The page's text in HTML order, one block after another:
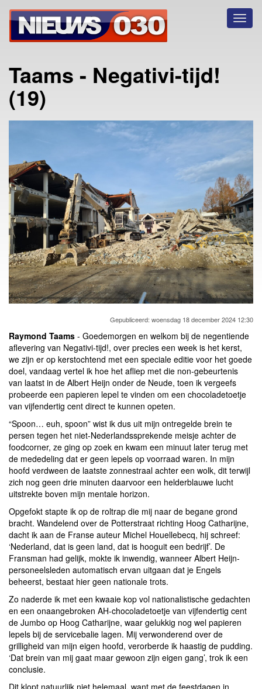
Taams - Negativi-tijd!
(19)
Gepubliceerd: woensdag 18 december 2024 12:30
Raymond Taams - Goedemorgen en welkom bij de negentiende
aflevering van Negativi-tijd!, over precies een week is het kerst,
we zijn er op kerstochtend met een speciale editie voor het goede
doel, vandaag vertel ik hoe het afliep met die non-gebeurtenis
van laatst in de Albert Heijn onder de Neude, toen ik vergeefs
probeerde een papieren lepel te vinden om een chocoladetoetje
van vijfendertig cent direct te kunnen opeten.
“Spoon… euh, spoon” wist ik dus uit mijn ontregelde brein te
persen tegen het niet-Nederlandssprekende meisje achter de
foodcorner, ze ging op zoek en kwam een minuut later terug met
de mededeling dat er geen lepels op voorraad waren. In mijn
hoofd verdween de laatste zonnestraal achter een wolk, dit terwijl
zich nog geen drie minuten daarvoor een helderblauwe lucht
uitstrekte boven mijn mentale horizon.
Opgefokt stapte ik op de roltrap die mij naar de begane grond
bracht. Wandelend over de Potterstraat richting Hoog Catharijne,
dacht ik aan de Franse auteur Michel Houellebecq, hij schreef:
‘Nederland, dat is geen land, dat is hooguit een bedrijf’. De
Fransman had gelijk, mokte ik inwendig, wanneer Albert Heijn-
personeelsleden automatisch ervan uitgaan dat je Engels
beheerst, bestaat hier geen nationale trots.
Zo naderde ik met een kwaaie kop vol nationalistische gedachten
en een onaangebroken AH-chocoladetoetje van vijfendertig cent
de Jumbo op Hoog Catharijne, waar gelukkig nog wel papieren
lepels bij de servicebalie lagen. Mij verwonderend over de
grilligheid van mijn eigen hoofd, verorberde ik haastig de pudding.
‘Dat brein van mij gaat maar gewoon zijn eigen gang’, trok ik een
conclusie.